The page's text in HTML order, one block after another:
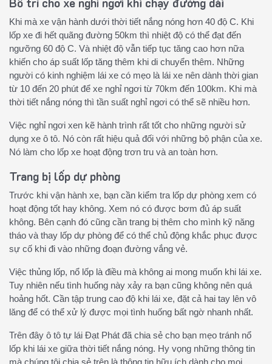
Khi mà xe vận hành dưới thời tiết nắng nóng hơn 40 độ C. Khi
lốp xe đi hết quãng đường 50km thì nhiệt độ có thể đạt đến
ngưỡng 60 độ C. Và nhiệt độ vẫn tiếp tục tăng cao hơn nữa
khiến cho áp suất lốp tăng thêm khi di chuyển thêm. Những
người có kinh nghiệm lái xe có mẹo là lái xe nên dành thời gian
từ 10 đến 20 phút để xe nghỉ ngơi từ 70km đến 100km. Khi mà
thời tiết nắng nóng thì tần suất nghỉ ngơi có thể sẽ nhiều hơn.
Việc nghỉ ngơi xen kẽ hành trình rất tốt cho những người sử
dụng xe ô tô. Nó còn rất hiệu quả đối với những bộ phận của xe.
Nó làm cho lốp xe hoạt động trơn tru và an toàn hơn.
Trang bị lốp dự phòng
Trước khi vận hành xe, bạn cần kiểm tra lốp dự phòng xem có
hoạt động tốt hay không. Xem nó có được bơm đủ áp suất
không. Bên cạnh đó cũng cần trang bị thêm cho mình kỹ năng
tháo và thay lốp dự phòng để có thể chủ động khắc phục được
sự cố khi đi vào những đoạn đường vắng vẻ.
Việc thủng lốp, nổ lốp là điều mà không ai mong muốn khi lái xe.
Tuy nhiên nếu tình huống này xảy ra bạn cũng không nên quá
hoảng hốt. Cần tập trung cao độ khi lái xe, đặt cả hai tay lên vô
lăng để có thể xử lý được mọi tình huống bất ngờ nhanh nhất.
Trên đây ô tô tự lái Đạt Phát đã chia sẻ cho bạn mẹo tránh nổ
lốp khi lái xe giữa thời tiết nắng nóng. Hy vọng những thông tin
mà chúng tôi chia sẻ trên là thông tin hữu ích dành cho mọi